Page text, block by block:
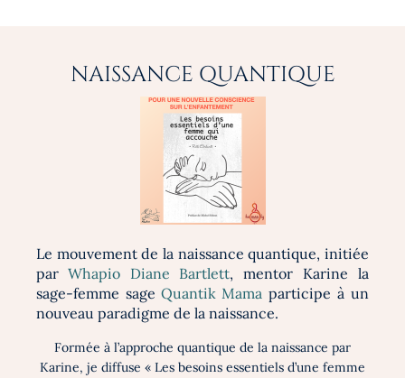
NAISSANCE QUANTIQUE
Le mouvement de la naissance quantique, initiée
par Whapio Diane Bartlett, mentor Karine la
sage-femme sage Quantik Mama participe à un
nouveau paradigme de la naissance.
Formée à l’approche quantique de la naissance par
Karine, je diffuse « Les besoins essentiels d’une femme